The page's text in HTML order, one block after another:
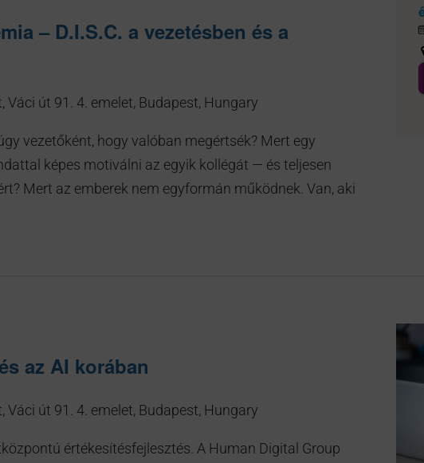
– D.I.S.C. a vezetésben és a
Váci út 91. 4. emelet, Budapest, Hungary
vezetőként, hogy valóban megértsék? Mert egy
képes motiválni az egyik kollégát — és teljesen
Mert az emberek nem egyformán működnek. Van, aki
az AI korában
Váci út 91. 4. emelet, Budapest, Hungary
értékesítésfejlesztés. A Human Digital Group